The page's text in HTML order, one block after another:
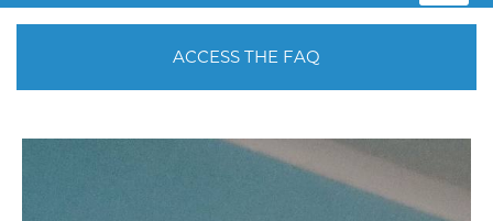
ACCESS THE FAQ